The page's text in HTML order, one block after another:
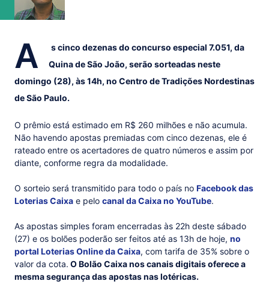
A
s cinco dezenas do concurso especial 7.051, da
Quina de São João, serão sorteadas neste
domingo (28), às 14h, no Centro de Tradições Nordestinas
de São Paulo.
O prêmio está estimado em R$ 260 milhões e não acumula.
Não havendo apostas premiadas com cinco dezenas, ele é
rateado entre os acertadores de quatro números e assim por
diante, conforme regra da modalidade.
O sorteio será transmitido para todo o país no Facebook das
Loterias Caixa e pelo canal da Caixa no YouTube.
As apostas simples foram encerradas às 22h deste sábado
(27) e os bolões poderão ser feitos até as 13h de hoje, no
portal Loterias Online da Caixa, com tarifa de 35% sobre o
valor da cota. O Bolão Caixa nos canais digitais oferece a
mesma segurança das apostas nas lotéricas.